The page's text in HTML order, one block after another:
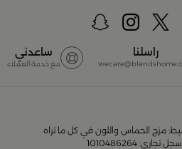
في السعودية
ستجد لدينا كل ما ترغب به من:
مائدة راقية
راسلنا ساعدني
مع خدمة العملاء
مزج الحماس واللون في كل ما تراه
1010486264